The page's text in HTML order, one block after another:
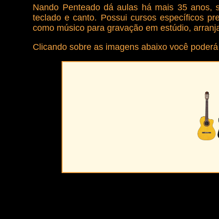
Nando Penteado dá aulas há mais 35 anos,
teclado e canto. Possui cursos específicos
como músico para gravação em estúdio,
Clicando sobre as imagens abaixo você